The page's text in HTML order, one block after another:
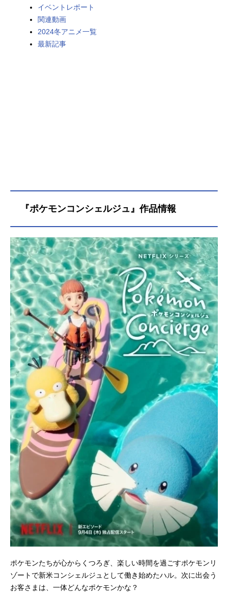
イベントレポート
関連動画
2024冬アニメ一覧
最新記事
『ポケモンコンシェルジュ』作品情報
ポケモンたちが心からくつろぎ、楽しい時間を過ごすポケモンリ
ゾートで新米コンシェルジュとして働き始めたハル。次に出会う
お客さまは、一体どんなポケモンかな？